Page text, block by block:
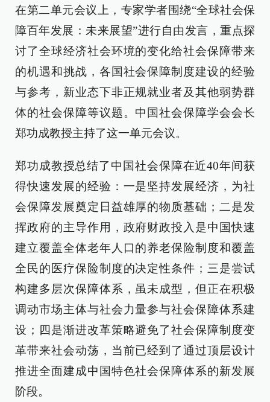
在第二单元会议上，专家学者围绕“全球社会保
障百年发展：未来展望”进行自由发言，重点探
讨了全球经济社会环境的变化给社会保障带来
的机遇和挑战，各国社会保障制度建设的经验
与参考，新业态下非正规就业者及其他弱势群
体的社会保障等议题。中国社会保障学会会长
郑功成教授主持了这一单元会议。
郑功成教授总结了中国社会保障在近40年间获
得快速发展的经验：一是坚持发展经济，为社
会保障发展奠定日益雄厚的物质基础；二是发
挥政府的主导作用，政府财政投入是中国快速
建立覆盖全体老年人口的养老保险制度和覆盖
全民的医疗保险制度的决定性条件；三是尝试
构建多层次保障体系，虽未成型，但正在积极
调动市场主体与社会力量参与社会保障体系建
设；四是渐进改革策略避免了社会保障制度变
革带来社会动荡，当前已经到了通过顶层设计
推进全面建成中国特色社会保障体系的新发展
阶段。